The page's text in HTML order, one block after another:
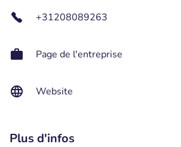
+31208089263
Page de l'entreprise
Website
Plus d'infos